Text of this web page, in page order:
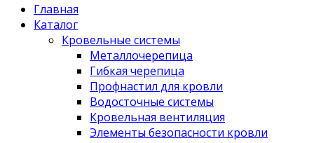
Главная
Каталог
Кровельные системы
Металлочерепица
Гибкая черепица
Профнастил для кровли
Водосточные системы
Кровельная вентиляция
Элементы безопасности кровли